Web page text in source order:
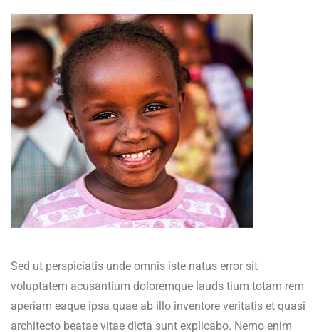
Sed ut perspiciatis unde omnis iste natus error sit
voluptatem acusantium doloremque lauds tium totam rem
aperiam eaque ipsa quae ab illo inventore veritatis et quasi
architecto beatae vitae dicta sunt explicabo. Nemo enim